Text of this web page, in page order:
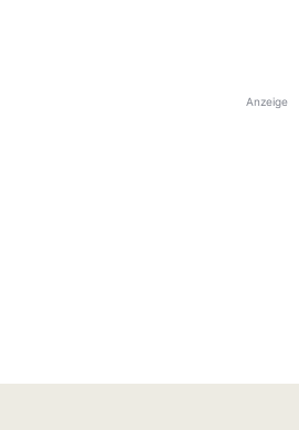
Anzeige